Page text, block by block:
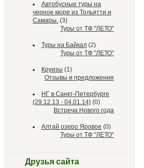
Автобусные туры на
черное море из Тольятти и
Самары. (3)
Туры от ТФ "ЛЕТО"
Туры на Байкал (2)
Туры от ТФ "ЛЕТО"
Круизы (1)
Отзывы и предложения
НГ в Санкт-Петербурге
(29.12.13 - 04.01.14) (0)
Встреча Нового года
Алтай озеро Яровое (0)
Туры от ТФ "ЛЕТО"
Друзья сайта